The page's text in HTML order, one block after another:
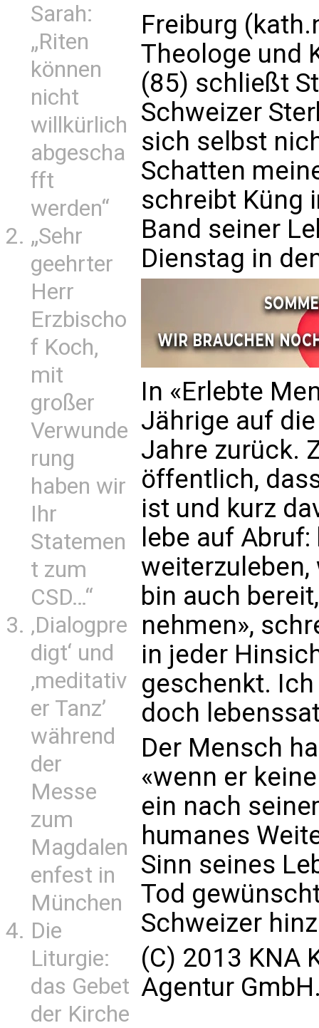
Sarah:
„Riten
können
nicht
willkürlich
abgescha
fft
werden“
„Sehr
geehrter
Herr
Erzbischo
f Koch,
mit
großer
Verwunde
rung
haben wir
Ihr
Statemen
t zum
CSD…“
‚Dialogpre
digt‘ und
‚meditativ
er Tanz’
während
der
Messe
zum
Magdalen
enfest in
München
Die
Liturgie:
das Gebet
der Kirche
Freiburg
Theologe und
(85) schließt
Schweizer
sich selbst
Schatten
schreibt Küng
Band seiner
Dienstag in
In «Erlebte
Jährige auf
Jahre zurück.
öffentlich,
ist und kurz
lebe auf
bin auch
nehmen»,
in jeder
geschenkt.
doch
Der Mensch
«wenn er
ein nach
humanes
Sinn seines
Tod
Schweizer
(C) 2013 KNA
Agentur